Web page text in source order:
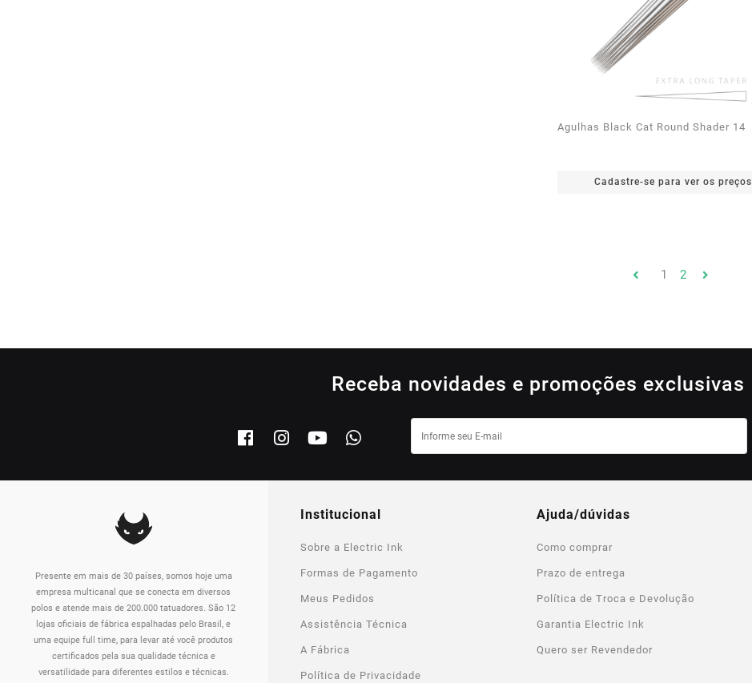
Agulhas Black Cat Round Shader 14
Cadastre-se para ver os preços
1 2
Receba novidades e promoções exclusivas
Presente em mais de 30 países, somos hoje uma
empresa multicanal que se conecta em diversos
polos e atende mais de 200.000 tatuadores. São 12
lojas oficiais de fábrica espalhadas pelo Brasil, e
uma equipe full time, para levar até você produtos
certificados pela sua qualidade técnica e
versatilidade para diferentes estilos e técnicas.
institucional
A Fábrica
Meus Pedidos
Sobre a Electric Ink
Formas de Pagamento
Assistência Técnica
Política de Privacidade
ajuda/dúvidas
Como comprar
Prazo de entrega
Política de Troca e Devolução
Garantia Electric Ink
Quero ser Revendedor